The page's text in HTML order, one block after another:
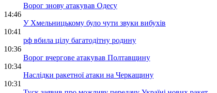
Ворог знову атакував Одесу
14:46
У Хмельницькому було чути звуки вибухів
10:41
рф вбила цілу багатодітну родину
10:36
Ворог вчергове атакував Полтавщину
10:34
Наслідки ракетної атаки на Черкащину
10:31